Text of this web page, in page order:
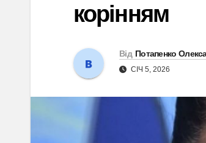
корінням
Від Потапенко
СІЧ 5, 2026